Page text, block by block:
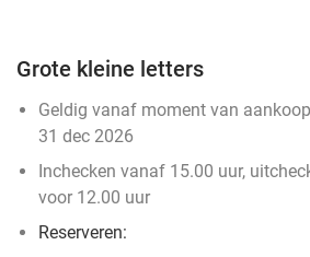
Grote kleine letters
Geldig vanaf moment van
31 dec 2026
Inchecken vanaf 15.00 uur,
voor 12.00 uur
Reserveren: